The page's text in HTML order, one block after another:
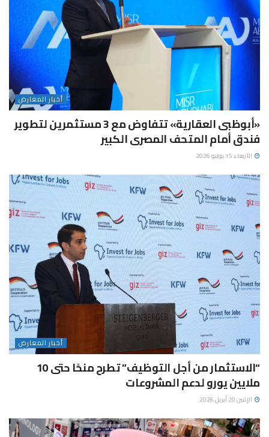
أخبار المعارض
«أبوظبى العقارية» تتفاوض مع 3 مستثمرين لتطوير
فندق أمام المتحف المصرى الكبير
الأربعاء 15 يوليو 2026
أخبار المعارض
“الاستثمار من أجل التوظيف” تطرح منحًا حتى 10
ملايين يورو لدعم المشروعات
الإثنين 20 أبريل 2026